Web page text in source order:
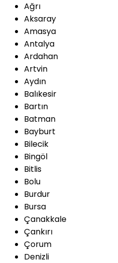
Ağrı
Aksaray
Amasya
Antalya
Ardahan
Artvin
Aydın
Balıkesir
Bartın
Batman
Bayburt
Bilecik
Bingöl
Bitlis
Bolu
Burdur
Bursa
Çanakkale
Çankırı
Çorum
Denizli